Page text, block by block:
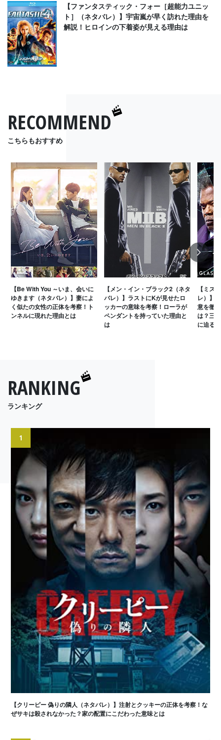
【ファンタスティック・フォー［超能力ユニッ
ト］（ネタバレ）】宇宙嵐が早く訪れた理由を
解説！ヒロインの下着姿が見える理由は
RECOMMEND
こちらもおすすめ
【Be With You ～いま、会いに
ゆきます（ネタバレ）】妻によ
く似たの女性の正体を考察！ト
ンネルに現れた理由とは
【メン・イン・ブラック2（ネタ
バレ）】ラストにKが見せたロ
ッカーの意味を考察！ローラが
ペンダントを持っていた理由と
は
【ミス
レ）】
意を徹
は？三
に迫る
Next
RANKING
ランキング
1
【クリーピー 偽りの隣人（ネタバレ）】注射とクッキーの正体を考察！な
ぜサキは殺されなかった？家の配置にこだわった意味とは